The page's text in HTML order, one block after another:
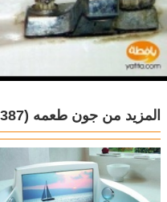
المزيد من جون طعمه (387 مشاركة)